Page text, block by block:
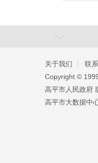
关于我们
联
Copyright ©️
高平市人民政府
高平市大数据